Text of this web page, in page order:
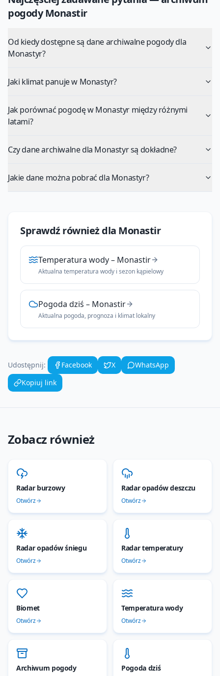
pogodyMonastir
Od kiedy dostępne są dane archiwalne pogody dla
Monastyr?
Jaki klimat panuje w Monastyr?
Jak porównać pogodę w Monastyr między różnymi
latami?
Czy dane archiwalne dla Monastyr są dokładne?
Jakie dane można pobrać dla Monastyr?
Sprawdź również dla Monastir
Temperatura wody– Monastir
Aktualna temperatura wody i sezon kąpielowy
Pogoda dziś – Monastir
Aktualna pogoda, prognoza i klimat lokalny
Udostępnij: Facebook X
WhatsApp
Kopiuj link
Zobacz również
Radar burzowy
Otwórz
Radar opadów deszczu
Otwórz
Radar opadów śniegu
Otwórz
Radar temperatury
Otwórz
Biomet
Otwórz
Temperatura wody
Otwórz
Archiwum pogody Pogoda dziś